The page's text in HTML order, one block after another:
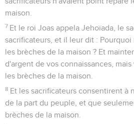
maison.
7 Et le roi Joas appela Jehoïada, le
sacrificateurs, et il leur dit : Pourquoi
les brèches de la maison ? Et
d'argent de vos connaissances,
les brèches de la maison.
8 Et les sacrificateurs consentirent à
de la part du peuple, et que
brèches de la maison.